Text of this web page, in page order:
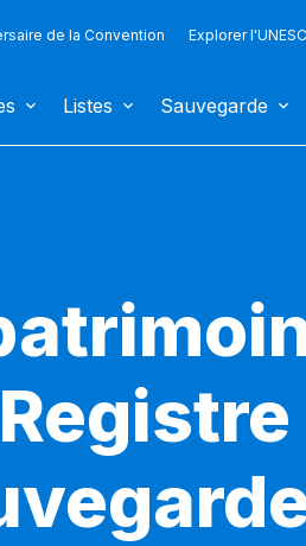
de la Convention Explorer
Listes Sauvegarde